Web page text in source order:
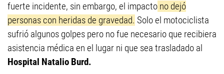
fuerte incidente, sin embargo, el impacto no dejó
personas con heridas de gravedad. Solo el motociclista
sufrió algunos golpes pero no fue necesario que recibiera
asistencia médica en el lugar ni que sea trasladado al
Hospital Natalio Burd.